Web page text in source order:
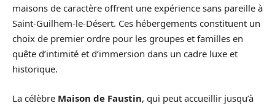
maisons de caractère offrent une expérience sans pareille à
Saint-Guilhem-le-Désert. Ces hébergements constituent un
choix de premier ordre pour les groupes et familles en
quête d’intimité et d’immersion dans un cadre luxe et
historique.
La célèbre Maison de Faustin, qui peut accueillir jusqu’à